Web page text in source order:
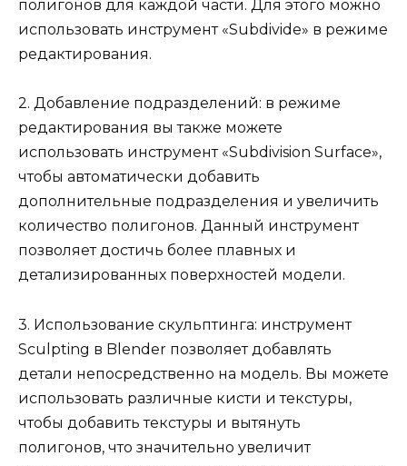
полигонов для каждой части. Для этого можно
использовать инструмент «Subdivide» в режиме
редактирования.
2. Добавление подразделений: в режиме
редактирования вы также можете
использовать инструмент «Subdivision Surface»,
чтобы автоматически добавить
дополнительные подразделения и увеличить
количество полигонов. Данный инструмент
позволяет достичь более плавных и
детализированных поверхностей модели.
3. Использование скульптинга: инструмент
Sculpting в Blender позволяет добавлять
детали непосредственно на модель. Вы можете
использовать различные кисти и текстуры,
чтобы добавить текстуры и вытянуть
полигонов, что значительно увеличит